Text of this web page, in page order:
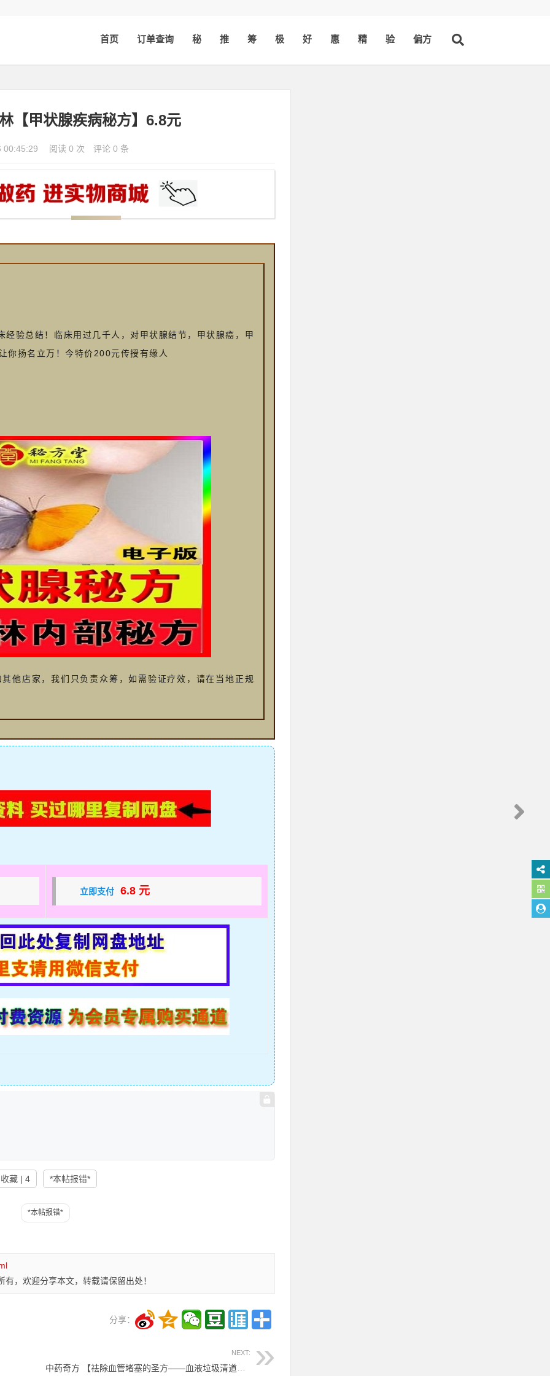
首页 订单查询 秘 推 筹 极 好 惠 精 验 偏方
【甲状腺疾病秘方】6.8元
00:45:29 阅读 0 次 评论 0 条
经验总结！临床用过几千人，对甲状腺结节，甲状腺癌，甲
你扬名立万！今特价200元传授有缘人
他店家，我们只负责众筹，如需验证疗效，请在当地正规
立即支付 6.8 元
收藏 | 4 *本帖报错*
有，欢迎分享本文，转载请保留出处！
分享：
NEXT: